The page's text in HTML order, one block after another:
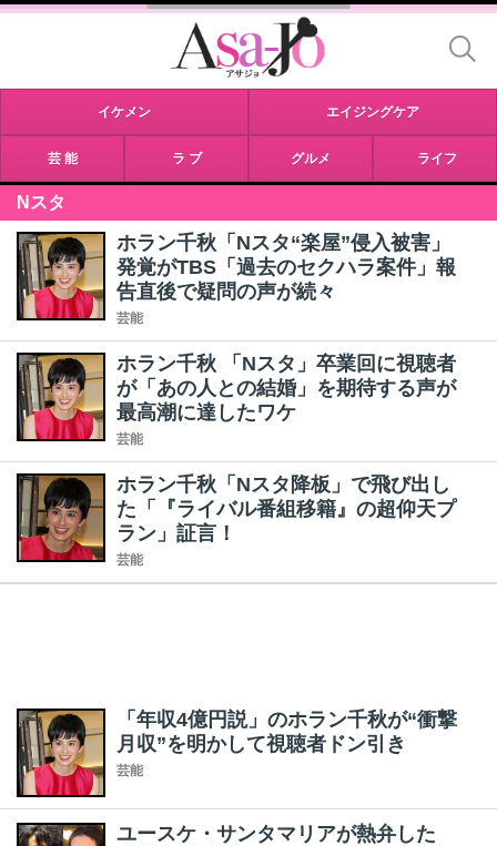
イケメン エイジングケア
芸 能 ラ ブ グルメ ライフ
Nスタ
ホラン千秋「Nスタ“楽屋”侵入被害」
発覚がTBS「過去のセクハラ案件」報
告直後で疑問の声が続々
芸能
ホラン千秋 「Nスタ」卒業回に視聴者
が「あの人との結婚」を期待する声が
最高潮に達したワケ
芸能
ホラン千秋「Nスタ降板」で飛び出し
た「『ライバル番組移籍』の超仰天プ
ラン」証言！
芸能
「年収4億円説」のホラン千秋が“衝撃
月収”を明かして視聴者ドン引き
芸能
ユースケ・サンタマリアが熱弁した